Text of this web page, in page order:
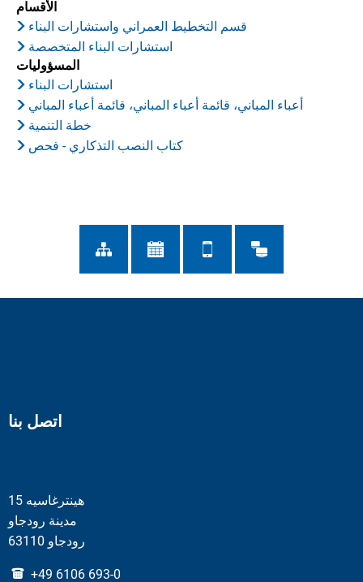
الأقسام
قسم التخطيط العمراني واستشارات البناء
استشارات البناء المتخصصة
المسؤوليات
استشارات البناء
أعباء المباني، قائمة أعباء المباني، قائمة أعباء المباني
خطة التنمية
كتاب النصب التذكاري - فحص
اتصل بنا
هينترغاسيه 15
مدينة رودجاو
63110 رودجاو
+49 6106 693-0